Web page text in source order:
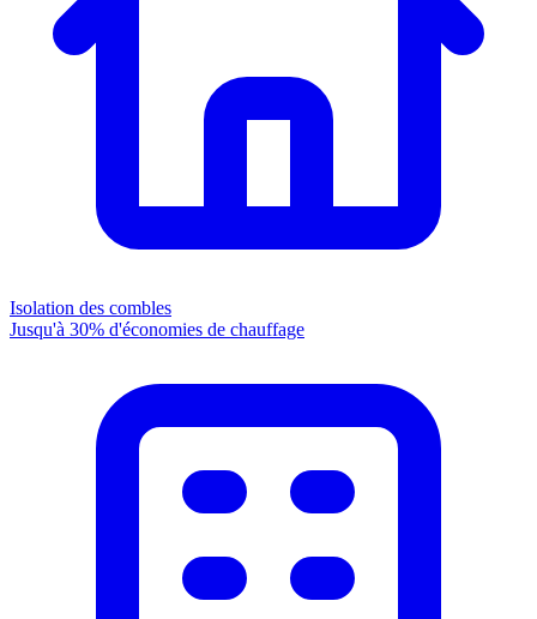
Isolation des combles
Jusqu'à 30% d'économies de chauffage